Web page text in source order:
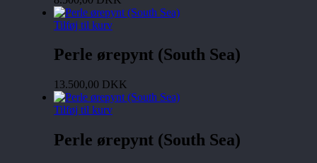
Tilføj til kurv
Perle ørepynt (South Sea)
13.500,00 DKK
Tilføj til kurv
Perle ørepynt (South Sea)